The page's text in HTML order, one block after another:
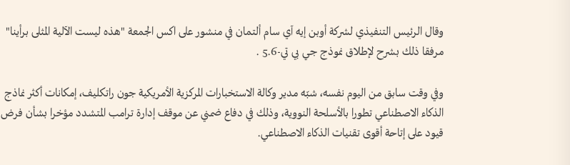
وقال الرئيس التنفيذي لشركة أوبن إيه آي سام ألتمان في منشور على اكس الجمعة "هذه ليست الآلية المثلى برأينا"
مرفقا ذلك بشرح لإطلاق نموذج جي بي تي-5.6 .
وفي وقت سابق من اليوم نفسه، شبّه مدير وكالة الاستخبارات المركزية الأمريكية جون راتكليف، إمكانات أكثر نماذج
الذكاء الاصطناعي تطورا بالأسلحة النووية، وذلك في دفاع ضمني عن موقف إدارة ترامب المتشدد مؤخرا بشأن فرض
قيود على إتاحة أقوى تقنيات الذكاء الاصطناعي.